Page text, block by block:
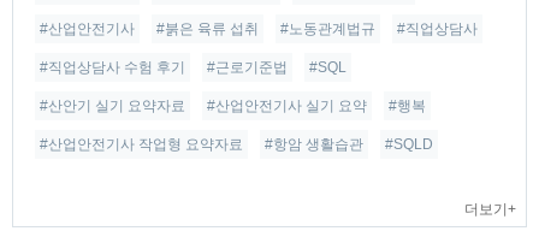
#산업안전기사 #붉은 육류 섭취 #노동관계법규 #직업상담사
#직업상담사 수험 후기 #근로기준법 #SQL
#산안기 실기 요약자료 #산업안전기사 실기 요약 #행복
#산업안전기사 작업형 요약자료 #항암 생활습관 #SQLD
더보기+